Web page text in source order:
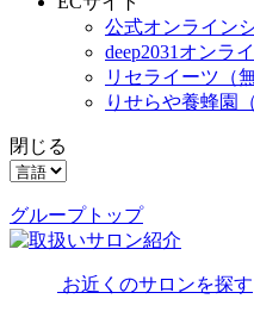
公式オンライン
deep2031オンラ
リセライーツ （
りせらや養蜂園
閉じる
グループトップ
お近くのサロンを探す